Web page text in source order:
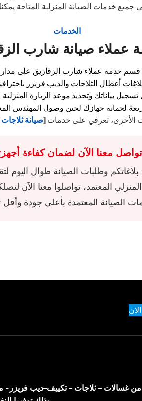
جميع خدمات الصيانة المنزلية المتاحة
الخدمات
عملاء صيانة شارب
قسم خدمة عملاء شارب الزقازيق على مدار
الأخرى، تعرفي على خدمات [صيانة
تواصل معنا الآن لضمان كفاءة
بلاغاتكم وطلبات الصيانة طوال اليوم
المعتمد، تواصلوا معنا الآن
من غسالات – ثلاجات – تكييف–ديب فريزر-